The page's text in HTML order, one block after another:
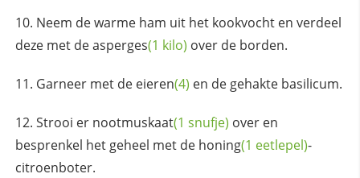
Neem de warme ham uit het kookvocht en verdeel
deze met deasperges(1 kilo) over de borden.
Garneer met de eieren(4) en de gehakte basilicum.
Strooi er nootmuskaat(1 snufje) over en
besprenkel het geheel met de honing(1 eetlepel)-
citroenboter.